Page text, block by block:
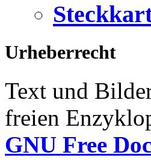
Urheberrecht
Text und
freien
GNU Free